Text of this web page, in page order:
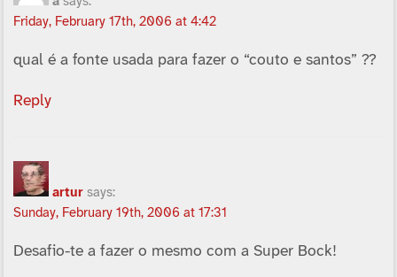
Friday, February 17th, 2006 at 4:42
qual é a fonte usada para fazer o “couto e santos” ??
Reply
artur says:
Sunday, February 19th, 2006 at 17:31
Desafio-te a fazer o mesmo com a Super Bock!